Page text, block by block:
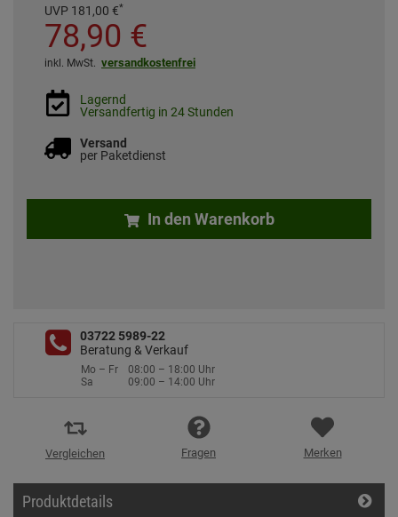
UVP 181,00 €*
78,90 €
inkl. MwSt. versandkostenfrei
Lagernd
Versandfertig in 24 Stunden
Versand
per Paketdienst
In den Warenkorb
03722 5989-22
Beratung & Verkauf
Mo – Fr
08:00 – 18:00 Uhr
Sa
09:00 – 14:00 Uhr
Vergleichen Fragen Merken
Produktdetails